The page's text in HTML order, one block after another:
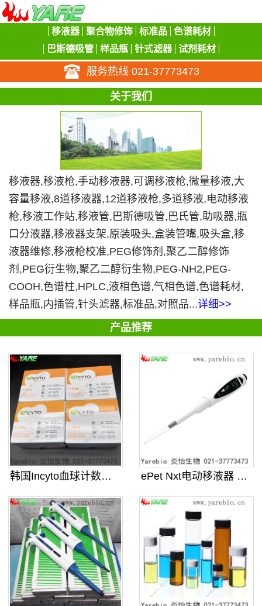
移液器 聚合物修饰 标准品
色谱耗材
巴斯德吸管
样品瓶 针式滤器 试剂耗材
服务热线 021-37773473
关于我们
移液器,移液枪,手动移液器,可调移液枪,微量移液,大
容量移液,8道移液器,12道移液枪,多道移液,电动移液
枪,移液工作站,移液管,巴斯德吸管,巴氏管,助吸器,瓶
口分液器,移液器支架,原装吸头,盒装管嘴,吸头盒,移
液器维修,移液枪校准,PEG修饰剂,聚乙二醇修饰
剂,PEG衍生物,聚乙二醇衍生物,PEG-NH2,PEG-
COOH,色谱柱,HPLC,液相色谱,气相色谱,色谱耗材,
样品瓶,内插管,针头滤器,标准品,对照品...详细>>
产品推荐
韩国Incyto血球计数板 C-C ePet Nxt电动移液器 连续可